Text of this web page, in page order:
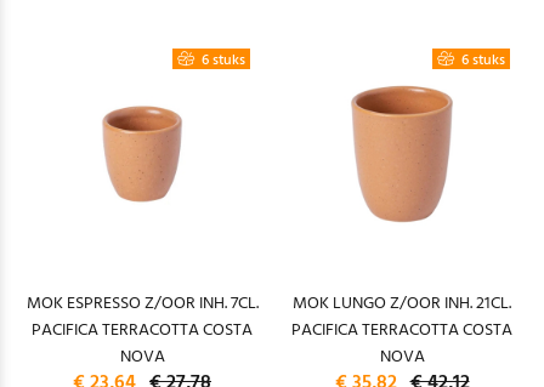
6 stuks
MOK ESPRESSO Z/OOR INH. 7CL.
PACIFICA TERRACOTTA COSTA
NOVA
6 stuks
MOK LUNGO Z/OOR INH. 21CL.
PACIFICA TERRACOTTA COSTA
NOVA